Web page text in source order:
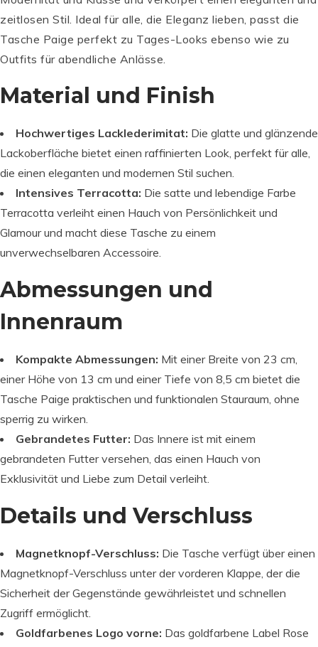
zeitlosen Stil. Ideal für alle, die Eleganz lieben, passt die
Tasche Paige perfekt zu Tages-Looks ebenso wie zu
Outfits für abendliche Anlässe.
Material und Finish
Hochwertiges Lacklederimitat: Die glatte und glänzende
Lackoberfläche bietet einen raffinierten Look, perfekt für alle,
die einen eleganten und modernen Stil suchen.
Intensives Terracotta: Die satte und lebendige Farbe
Terracotta verleiht einen Hauch von Persönlichkeit und
Glamour und macht diese Tasche zu einem
unverwechselbaren Accessoire.
Abmessungen und
Innenraum
Kompakte Abmessungen: Mit einer Breite von 23 cm,
einer Höhe von 13 cm und einer Tiefe von 8,5 cm bietet die
Tasche Paige praktischen und funktionalen Stauraum, ohne
sperrig zu wirken.
Gebrandetes Futter: Das Innere ist mit einem
gebrandeten Futter versehen, das einen Hauch von
Exklusivität und Liebe zum Detail verleiht.
Details und Verschluss
Magnetknopf-Verschluss: Die Tasche verfügt über einen
Magnetknopf-Verschluss unter der vorderen Klappe, der die
Sicherheit der Gegenstände gewährleistet und schnellen
Zugriff ermöglicht.
Goldfarbenes Logo vorne: Das goldfarbene Label Rose